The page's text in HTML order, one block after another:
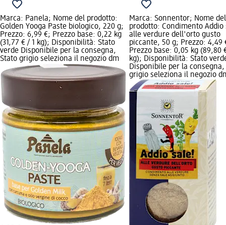
Marca: Panela; Nome del prodotto:
Golden Yooga Paste biologico, 220 g;
Prezzo: 6,99 €; Prezzo base: 0,22 kg
(31,77 € / 1 kg); Disponibilità: Stato
verde Disponibile per la consegna,
Stato grigio seleziona il negozio dm
Marca: Sonnentor; Nome del
prodotto: Condimento Addio
alle verdure dell'orto gusto
piccante, 50 g; Prezzo: 4,49
Prezzo base: 0,05 kg (89,80
kg); Disponibilità: Stato
Disponibile per la consegna,
grigio seleziona il negozio